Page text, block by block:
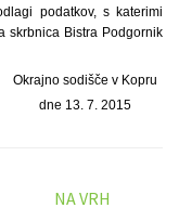
podatkov, s katerimi
skrbnica Bistra Podgornik
Okrajno sodišče v Kopru
dne 13. 7. 2015
NA VRH